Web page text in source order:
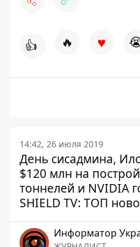
👍 🔥 ♥
14:42, 26 июля 2019
День сисадмина,
$120 млн на
тоннелей и NVIDIA
SHIELD TV: ТОП
Информатор